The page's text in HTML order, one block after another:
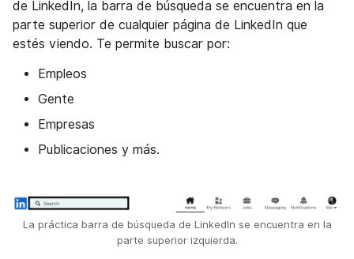
de LinkedIn, la barra de búsqueda se encuentra en la
parte superior de cualquier página de LinkedIn que
estés viendo. Te permite buscar por:
Empleos
Gente
Empresas
Publicaciones y más.
La práctica barra de búsqueda de LinkedIn se encuentra en la
parte superior izquierda.